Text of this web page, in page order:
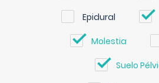
Epidural
Molestia
Suelo